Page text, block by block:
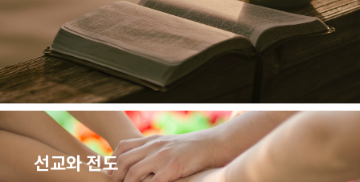
선교와 전도